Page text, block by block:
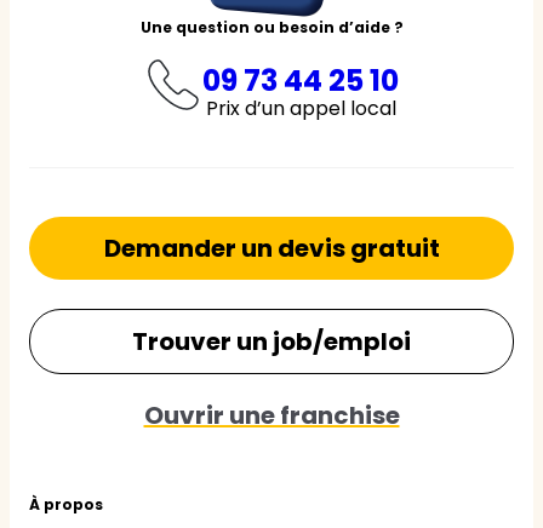
Une question ou besoin d’aide ?
09 73 44 25 10
Prix d’un appel local
À propos
Demander un devis gratuit
Trouver un job/emploi
Ouvrir une franchise